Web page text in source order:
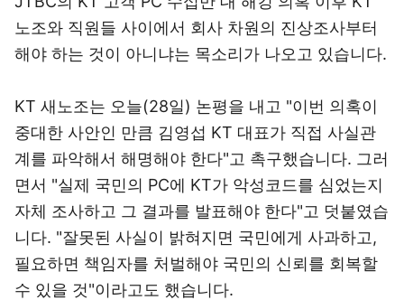
노조와 직원들 사이에서 회사 차원의 진상조사부터
해야 하는 것이 아니냐는 목소리가 나오고 있습니다.
KT 새노조는 오늘(28일) 논평을 내고 "이번 의혹이
중대한 사안인 만큼 김영섭 KT 대표가 직접 사실관
계를 파악해서 해명해야 한다"고 촉구했습니다. 그러
면서 "실제 국민의 PC에 KT가 악성코드를 심었는지
자체 조사하고 그 결과를 발표해야 한다"고 덧붙였습
니다. "잘못된 사실이 밝혀지면 국민에게 사과하고,
필요하면 책임자를 처벌해야 국민의 신뢰를 회복할
수 있을 것"이라고도 했습니다.